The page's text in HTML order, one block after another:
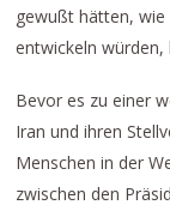
gewußt hätten, wie
entwickeln
Bevor es zu einer
Iran und ihren
Menschen in der
zwischen den